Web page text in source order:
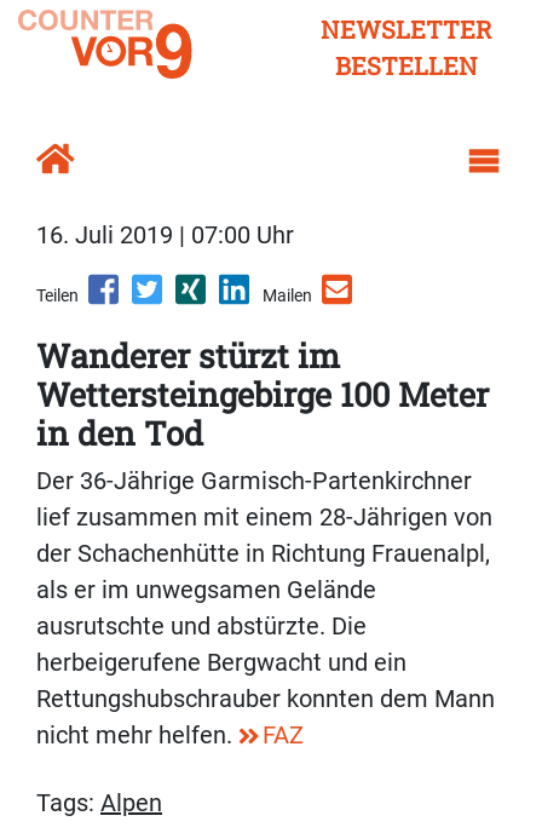
NEWSLETTER
BESTELLEN
16. Juli 2019 | 07:00 Uhr
Teilen Mailen
Wanderer stürzt im
Wettersteingebirge 100 Meter
in den Tod
Der 36-Jährige Garmisch-Partenkirchner
lief zusammen mit einem 28-Jährigen von
der Schachenhütte in Richtung Frauenalpl,
als er im unwegsamen Gelände
ausrutschte und abstürzte. Die
herbeigerufene Bergwacht und ein
Rettungshubschrauber konnten dem Mann
nicht mehr helfen.
FAZ
Tags: Alpen